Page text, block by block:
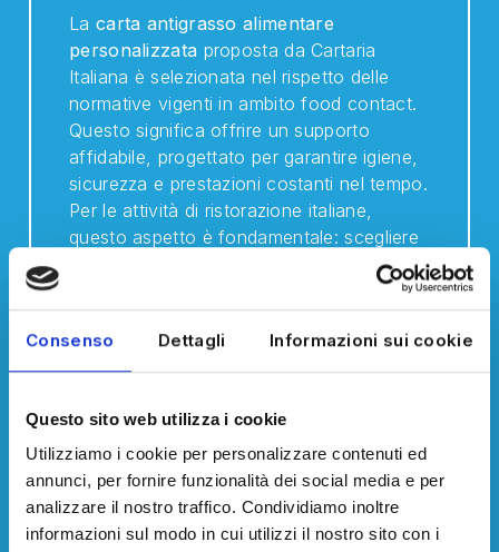
Consenso Dettagli Informazioni sui cookie
Questo sito web utilizza i cookie
Utilizziamo i cookie per personalizzare contenuti ed
annunci, per fornire funzionalità dei social media e per
analizzare il nostro traffico. Condividiamo inoltre
informazioni sul modo in cui utilizzi il nostro sito con i
La carta antigrasso alimentare
personalizzata proposta da Cartaria
Italiana è selezionata nel rispetto delle
normative vigenti in ambito food contact.
Questo significa offrire un supporto
affidabile, progettato per garantire igiene,
sicurezza e prestazioni costanti nel tempo.
Per le attività di ristorazione italiane,
questo aspetto è fondamentale: scegliere
materiali certificati significa tutelare il
cliente finale e proteggere la reputazione
del proprio locale.
Perché scegliere la carta
antigrasso personalizzata
per il tuo locale
Personalizzare la carta alimentare